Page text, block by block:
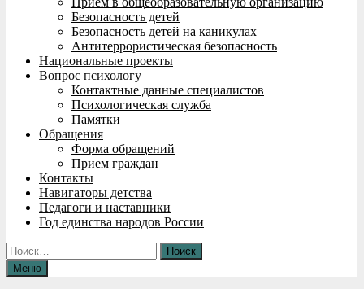
Безопасность детей
Безопасность детей на каникулах
Антитеррористическая безопасность
Национальные проекты
Вопрос психологу
Контактные данные специалистов
Психологическая служба
Памятки
Обращения
Форма обращений
Прием граждан
Контакты
Навигаторы детства
Педагоги и наставники
Год единства народов России
Найти:
Меню